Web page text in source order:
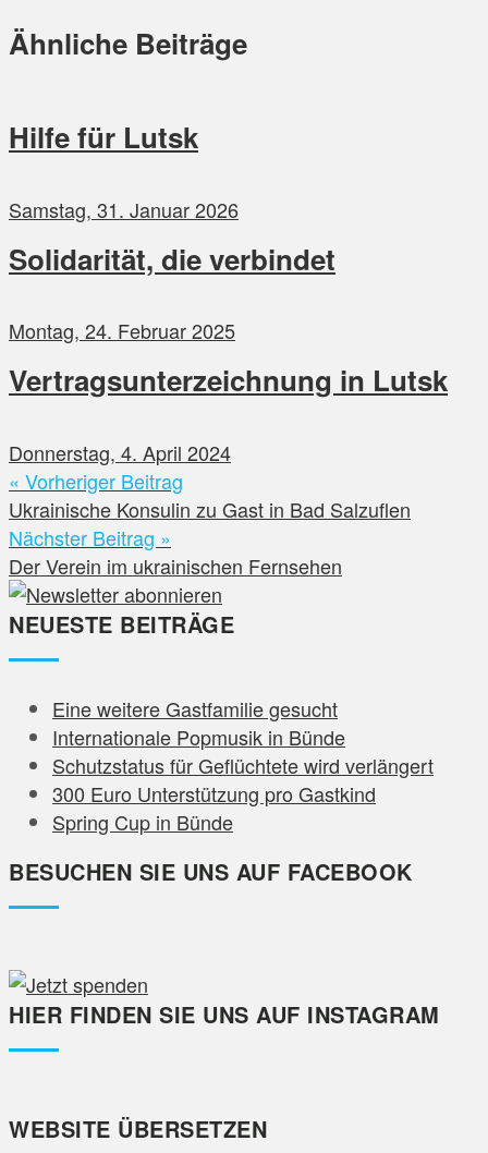
Ähnliche Beiträge
Hilfe für Lutsk
Samstag, 31. Januar 2026
Solidarität, die verbindet
Montag, 24. Februar 2025
Vertragsunterzeichnung in Lutsk
Donnerstag, 4. April 2024
« Vorheriger Beitrag
Ukrainische Konsulin zu Gast in Bad Salzuflen
Nächster Beitrag »
Der Verein im ukrainischen Fernsehen
NEUESTE BEITRÄGE
Eine weitere Gastfamilie gesucht
Internationale Popmusik in Bünde
Schutzstatus für Geflüchtete wird verlängert
300 Euro Unterstützung pro Gastkind
Spring Cup in Bünde
BESUCHEN SIE UNS AUF FACEBOOK
HIER FINDEN SIE UNS AUF INSTAGRAM
WEBSITE ÜBERSETZEN